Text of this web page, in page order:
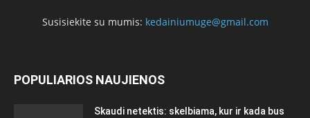
Susisiekite su mumis: kedainiumuge@gmail.com
POPULIARIOS NAUJIENOS
Skaudi netektis: skelbiama, kur ir kada bus